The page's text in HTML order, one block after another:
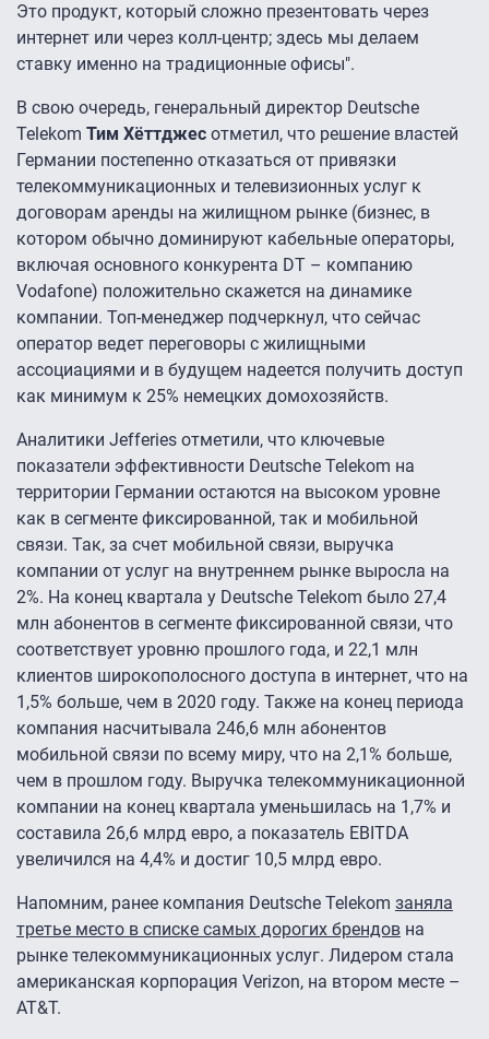
Это продукт, который сложно презентовать через
интернет или через колл-центр; здесь мы делаем
ставку именно на традиционные офисы".
В свою очередь, генеральный директор Deutsche
Telekom Тим Хёттджес отметил, что решение властей
Германии постепенно отказаться от привязки
телекоммуникационных и телевизионных услуг к
договорам аренды на жилищном рынке (бизнес, в
котором обычно доминируют кабельные операторы,
включая основного конкурента DT – компанию
Vodafone) положительно скажется на динамике
компании. Топ-менеджер подчеркнул, что сейчас
оператор ведет переговоры с жилищными
ассоциациями и в будущем надеется получить доступ
как минимум к 25% немецких домохозяйств.
Аналитики Jefferies отметили, что ключевые
показатели эффективности Deutsche Telekom на
территории Германии остаются на высоком уровне
как в сегменте фиксированной, так и мобильной
связи. Так, за счет мобильной связи, выручка
компании от услуг на внутреннем рынке выросла на
2%. На конец квартала у Deutsche Telekom было 27,4
млн абонентов в сегменте фиксированной связи, что
соответствует уровню прошлого года, и 22,1 млн
клиентов широкополосного доступа в интернет, что на
1,5% больше, чем в 2020 году. Также на конец периода
компания насчитывала 246,6 млн абонентов
мобильной связи по всему миру, что на 2,1% больше,
чем в прошлом году. Выручка телекоммуникационной
компании на конец квартала уменьшилась на 1,7% и
составила 26,6 млрд евро, а показатель EBITDA
увеличился на 4,4% и достиг 10,5 млрд евро.
Напомним, ранее компания Deutsche Telekom заняла
третье место в списке самых дорогих брендов на
рынке телекоммуникационных услуг. Лидером стала
американская корпорация Verizon, на втором месте –
AT&T.